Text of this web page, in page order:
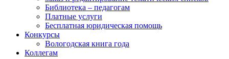
Библиотека – педагогам
Платные услуги
Бесплатная юридическая помощь
Конкурсы
Вологодская книга года
Коллегам